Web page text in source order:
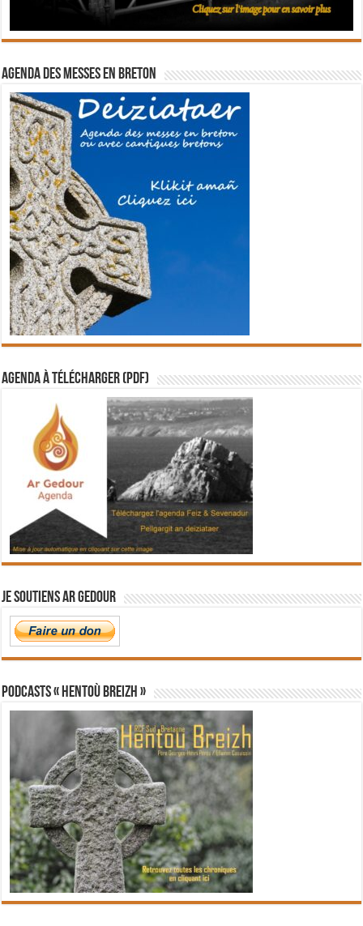
Agenda des messes en breton
Agenda à télécharger (PDF)
Je soutiens Ar Gedour
PODCASTS « Hentoù Breizh »